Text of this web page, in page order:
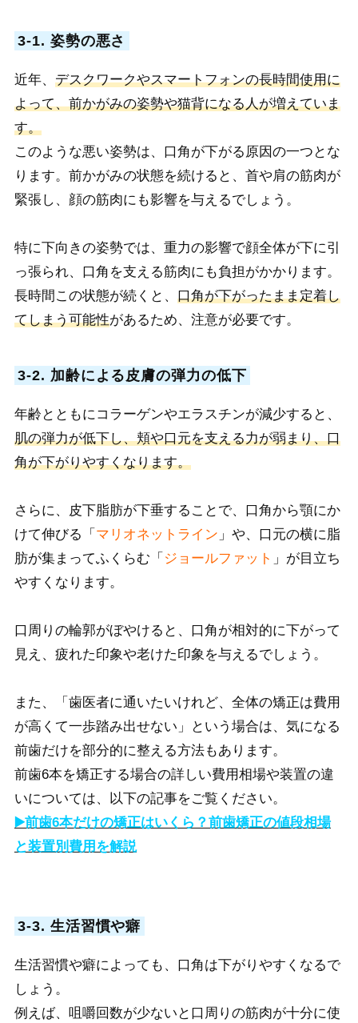
3-1. 姿勢の悪さ
近年、 デスクワークやスマートフォンの長時間使用に
よって、前かがみの姿勢や猫背になる人が増えていま
す。
このような悪い姿勢は、口角が下がる原因の一つとな
ります。 前かがみの状態を続けると、首や肩の筋肉が
緊張し、顔の筋肉にも影響を与えるでしょう。
特に下向きの姿勢では、重力の影響で顔全体が下に引
っ張られ、口角を支える筋肉にも負担がかかります。
長時間この状態が続くと、 口角が下がったまま定着し
てしまう可能性があるため、注意が必要です。
3-2. 加齢による皮膚の弾力の低下
年齢とともにコラーゲンやエラスチンが減少すると、
肌の弾力が低下し、頬や口元を支える力が弱まり、口
角が下がりやすくなります。
さらに、皮下脂肪が下垂することで、口角から顎にか
けて伸びる「 マリオネットライン 」や、口元の横に脂
肪が集まってふくらむ「 ジョールファット 」が目立ち
やすくなります。
口周りの輪郭がぼやけると、口角が相対的に下がって
見え、疲れた印象や老けた印象を与えるでしょう。
また、「歯医者に通いたいけれど、全体の矯正は費用
が高くて一歩踏み出せない」という場合は、気になる
前歯だけを部分的に整える方法もあります。
前歯6本を矯正する場合の詳しい費用相場や装置の違
いについては、以下の記事をご覧ください。
▶️前歯6本だけの矯正はいくら？前歯矯正の値段相場
と装置別費用を解説
3-3. 生活習慣や癖
生活習慣や癖によっても、口角は下がりやすくなるで
しょう。
例えば、咀嚼回数が少ないと口周りの筋肉が十分に使